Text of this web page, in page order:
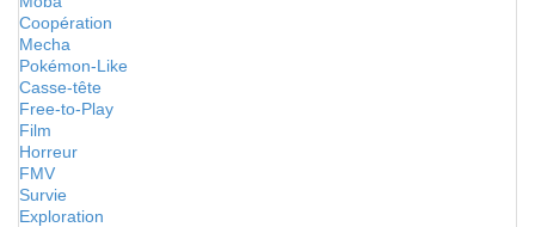
Coopération
Mecha
Pokémon-Like
Casse-tête
Free-to-Play
Film
Horreur
FMV
Survie
Exploration